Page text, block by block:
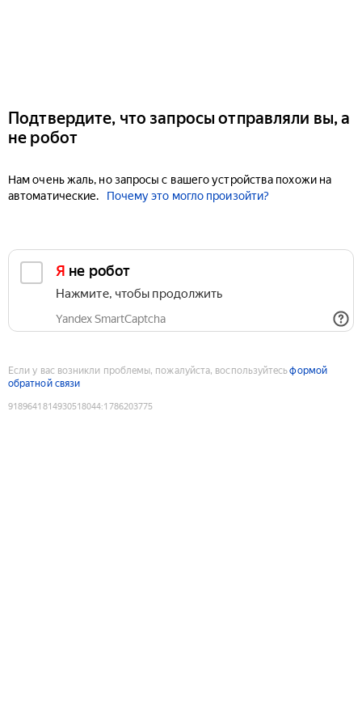
Подтвердите, что запросы отправляли вы, а
не робот
Нам очень жаль, но запросы с вашего устройства похожи на
автоматические.
Почему это могло произойти?
Я не робот
Нажмите, чтобы продолжить
Yandex SmartCaptcha
Если у вас возникли проблемы, пожалуйста, воспользуйтесьформой
обратной связи
9189641814930518044:1786203775